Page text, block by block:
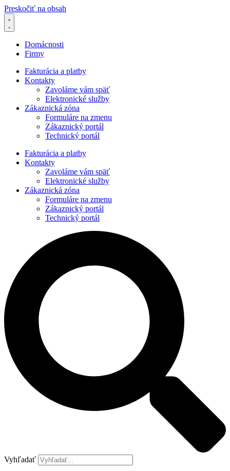
Preskočiť na obsah
Domácnosti
Firmy
Fakturácia a platby
Kontakty
Zavoláme vám späť
Elektronické služby
Zákaznická zóna
Formuláre na zmenu
Zákaznický portál
Technický portál
Fakturácia a platby
Kontakty
Zavoláme vám späť
Elektronické služby
Zákaznická zóna
Formuláre na zmenu
Zákaznický portál
Technický portál
Vyhľadať